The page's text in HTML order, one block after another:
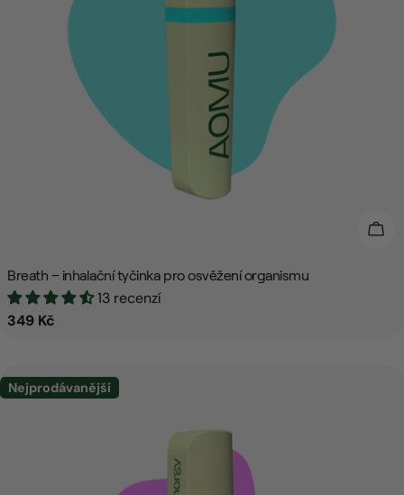
Breath – inhalační tyčinka pro osvěžení organismu
13 recenzí
Běžná
349 Kč
Nejprodávanější